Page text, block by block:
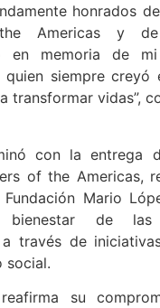
honrados
Americas y
en memoria de
quien siempre
transformar vidas”,
con la entrega
of the Americas,
Mario
de las
a través de
social.
su